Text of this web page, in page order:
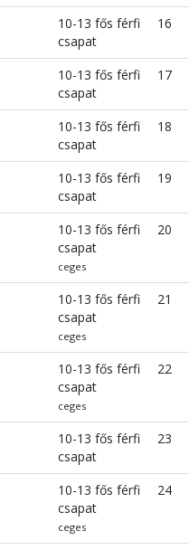
10-13 fős férfi
csapat
16
10-13 fős férfi
csapat
17
10-13 fős férfi
csapat
18
10-13 fős férfi
csapat
19
10-13 fős férfi
csapat
ceges
20
10-13 fős férfi
csapat
ceges
21
10-13 fős férfi
csapat
ceges
22
10-13 fős férfi
csapat
23
10-13 fős férfi
csapat
ceges
24